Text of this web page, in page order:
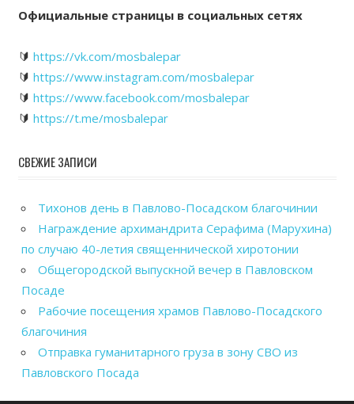
Официальные страницы в социальных сетях
🔰 https://vk.com/mosbalepar
🔰 https://www.instagram.com/mosbalepar
🔰 https://www.facebook.com/mosbalepar
🔰 https://t.me/mosbalepar
СВЕЖИЕ ЗАПИСИ
Тихонов день в Павлово-Посадском благочинии
Награждение архимандрита Серафима (Марухина)
по случаю 40-летия священнической хиротонии
Общегородской выпускной вечер в Павловском
Посаде
Рабочие посещения храмов Павлово-Посадского
благочиния
Отправка гуманитарного груза в зону СВО из
Павловского Посада